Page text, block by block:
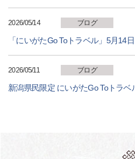
2026/05/14 ブログ
「にいがたGo Toトラベル」5月14
2026/05/11 ブログ
新潟県民限定 にいがたGo Toトラベ